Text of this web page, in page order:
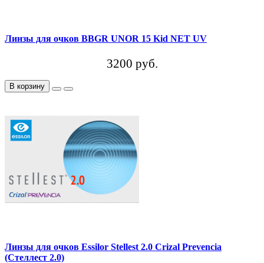
Линзы для очков BBGR UNOR 15 Kid NET UV
3200 руб.
В корзину
Линзы для очков Essilor Stellest 2.0 Crizal Prevencia
(Стеллест 2.0)